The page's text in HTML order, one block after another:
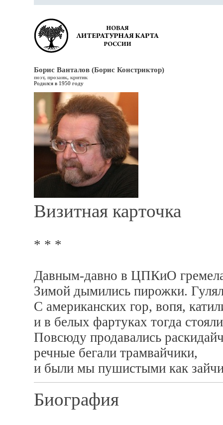
Борис Ванталов (Борис Констриктор)
поэт, прозаик, критик
Родился в 1950 году
Визитная карточка
* * *
Давным-давно в ЦПКиО
Зимой дымились пирожки.
С американских гор, вопя,
и в белых фартуках тогда
Повсюду продавались
речные бегали трамвайчики,
и были мы пушистыми как
Биография